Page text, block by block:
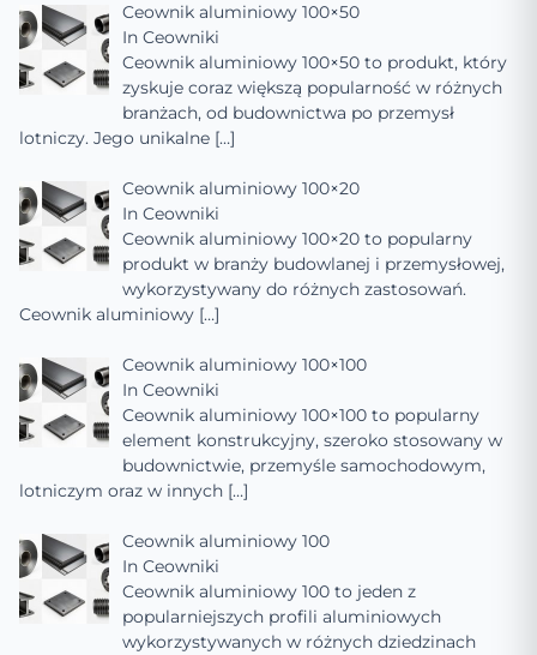
Ceownik aluminiowy 100×50
In Ceowniki
Ceownik aluminiowy 100×50 to produkt, który
zyskuje coraz większą popularność w różnych
branżach, od budownictwa po przemysł
lotniczy. Jego unikalne […]
Ceownik aluminiowy 100×20
In Ceowniki
Ceownik aluminiowy 100×20 to popularny
produkt w branży budowlanej i przemysłowej,
wykorzystywany do różnych zastosowań.
Ceownik aluminiowy […]
Ceownik aluminiowy 100×100
In Ceowniki
Ceownik aluminiowy 100×100 to popularny
element konstrukcyjny, szeroko stosowany w
budownictwie, przemyśle samochodowym,
lotniczym oraz w innych […]
Ceownik aluminiowy 100
In Ceowniki
Ceownik aluminiowy 100 to jeden z
popularniejszych profili aluminiowych
wykorzystywanych w różnych dziedzinach